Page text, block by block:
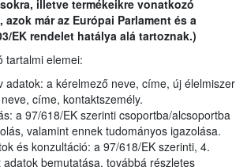
illetve termékeikre vonatkozó
már az Európai Parlament és a
EK rendelet hatálya alá tartoznak.)
tartalmi elemei:
adatok: a kérelmező neve, címe, új élelmiszer
címe, kontaktszemély.
a 97/618/EK szerinti csoportba/alcsoportba
valamint ennek tudományos igazolása.
és konzultáció: a 97/618/EK szerinti, 4.
bemutatása, továbbá részletes